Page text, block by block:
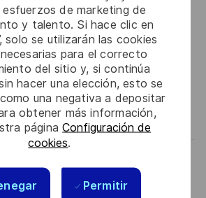
de marketing de
y talento. Si hace clic en
solo se utilizarán las cookies
para el correcto
del sitio y, si continúa
hacer una elección, esto se
una negativa a depositar
obtener más información,
páginaConfiguración de
cookies.
Permitir
et de l’IGI 1300 SGDSN/PSE